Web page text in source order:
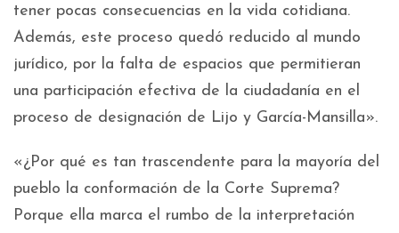
tener pocas consecuencias en la vida cotidiana.
Además, este proceso quedó reducido al mundo
jurídico, por la falta de espacios que permitieran
una participación efectiva de la ciudadanía en el
proceso de designación de Lijo y García-Mansilla».
«¿Por qué es tan trascendente para la mayoría del
pueblo la conformación de la Corte Suprema?
Porque ella marca el rumbo de la interpretación